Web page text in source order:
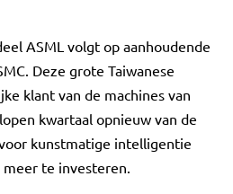
ASML volgt op aanhoudende
Deze grote Taiwanese
klant van de machines van
kwartaal opnieuw van de
kunstmatige intelligentie
te investeren.